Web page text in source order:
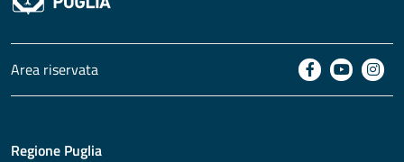
Area riservata
Regione Puglia